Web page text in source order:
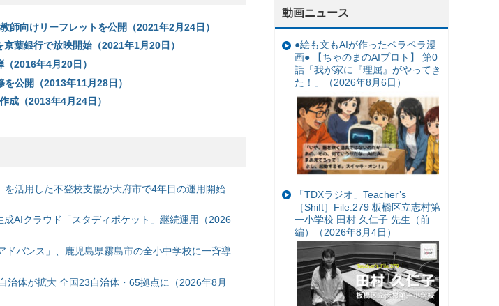
師向けリーフレットを公開（2021年2月24日）
葉銀行で放映開始（2021年1月20日）
2016年4月20日）
公開（2013年11月28日）
成（2013年4月24日）
活用した不登校支援が大府市で4年目の運用開始
AIクラウド「スタディポケット」継続運用（2026
バンス」、鹿児島県霧島市の全小中学校に一斉導
治体が拡大 全国23自治体・65拠点に（2026年8月
動画ニュース
●絵も文もAIが作ったペラペラ漫
画● 【ちゃのまのAIプロト】 第0
話「我が家に『理屈』がやってき
た！」（2026年8月6日）
「TDXラジオ」Teacher’s
［Shift］File.279 板橋区立志村第
一小学校 田村 久仁子 先生（前
編）（2026年8月4日）